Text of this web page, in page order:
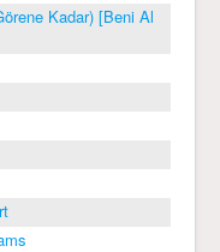
Kadar) [Beni Al